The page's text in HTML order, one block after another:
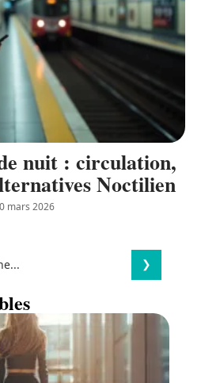
nuit : circulation,
Noctilien
mars 2026